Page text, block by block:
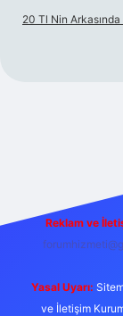
20 Tl Nin Arkasında
Reklam ve
Yasal Uyarı:
ve İletişim